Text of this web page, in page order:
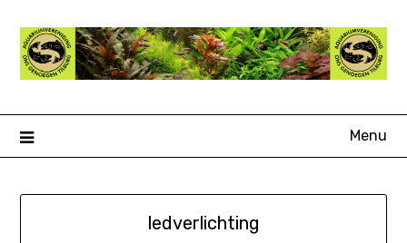
naar
inhoud
Menu
ledverlichting